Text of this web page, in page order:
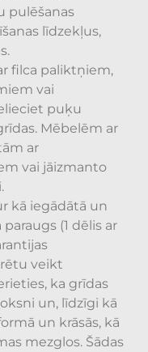
pulēšanas
līdzekļus,
filca paliktņiem,
vai
puķu
Mēbelēm ar
ar
vai jāizmanto
kā iegādātā un
(1 dēlis ar
veikt
ka grīdas
un, līdzīgi kā
un krāsās, kā
mezglos. Šādas